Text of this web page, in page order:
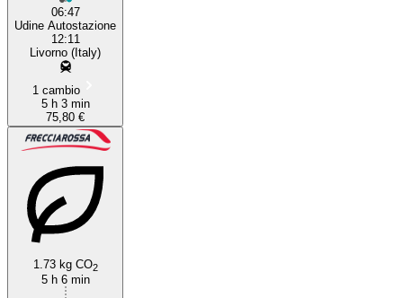
06:47
Udine Autostazione
12:11
Livorno (Italy)
1 cambio
5 h 3 min
75,80 €
1.73 kg CO2
5 h 6 min